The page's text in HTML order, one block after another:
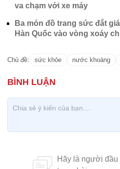
va chạm với xe máy
Ba món đồ trang sức đắt
Hàn Quốc vào vòng xoáy
Chủ đề: sức khỏe nước khoáng